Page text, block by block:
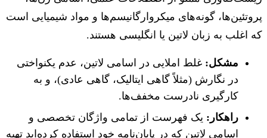
گونه‌های میکروارگانیسم‌ها و مواد شیمیایی است
اغلب به زبان لاتین یا انگلیسی هستند.
مشکل:غلط املایی در اسامی لاتین، عدم یکنواختی
در نگارش (مثلاً گاهی ایتالیک، گاهی عادی)، و به
کارگیری نادرست مخفف‌ها.
راهکار:یک فهرست از تمامی واژگان تخصصی و
اسامی لاتین که در پایان‌نامه خود استفاده کرده‌اید تهیه